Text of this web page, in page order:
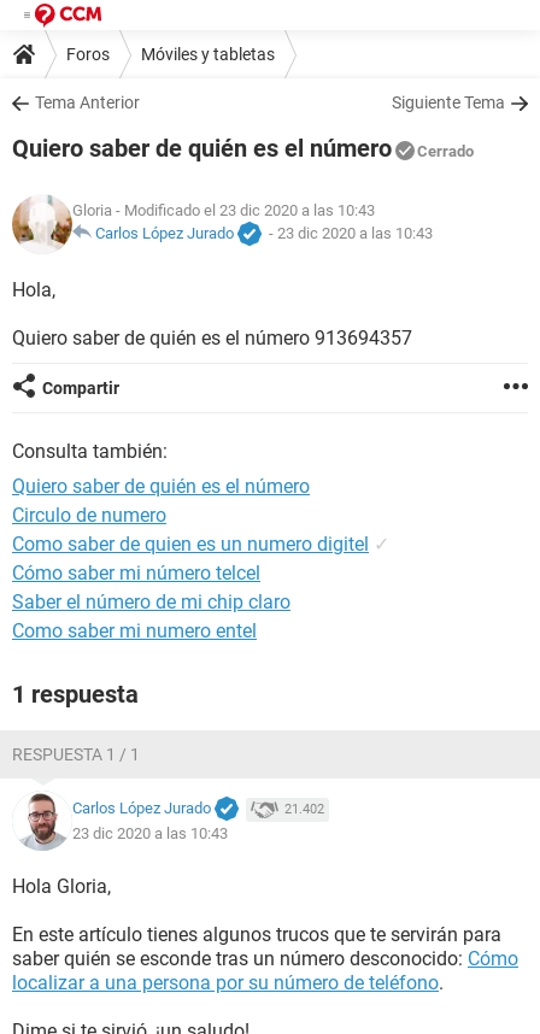
Foros Móviles y tabletas
Tema Anterior Siguiente Tema
Quiero saber de quién es el número Cerrado
Gloria - Modificado el 23 dic 2020 a las 10:43
Carlos López Jurado
- 23 dic 2020 a las 10:43
Hola,
Quiero saber de quién es el número 913694357
Compartir
Consulta también:
Quiero saber de quién es el número
Circulo de numero
Como saber de quien es un numero digitel ✓
Cómo saber mi número telcel
Saber el número de mi chip claro
Como saber mi numero entel
1 respuesta
RESPUESTA 1 / 1
Carlos López Jurado 21.402
23 dic 2020 a las 10:43
Hola Gloria,
En este artículo tienes algunos trucos que te servirán para
saber quién se esconde tras un número desconocido: Cómo
localizar a una persona por su número de teléfono.